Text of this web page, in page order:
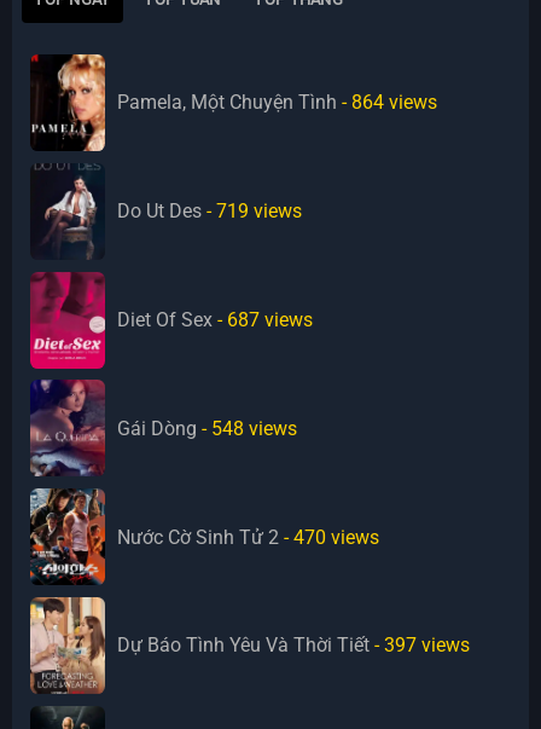
Pamela, Một Chuyện Tình - 864 views
Do Ut Des - 719 views
Diet Of Sex - 687 views
Gái Dòng - 548 views
Nước Cờ Sinh Tử 2 - 470 views
Dự Báo Tình Yêu Và Thời Tiết - 397 views